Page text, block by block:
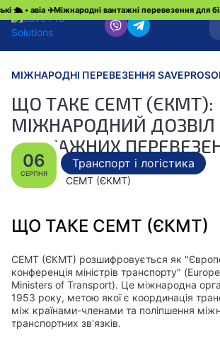
🛳 • авіа ✈️Міжнародні вантажні перевезення для
МІЖНАРОДНІ ПЕРЕВЕЗЕННЯ
ЩО ТАКЕ СЕМТ (ЄКМТ):
МІЖНАРОДНИЙ ДОЗВІЛ
ВАНТАЖНИХ
06
СЕРПНЯ
Транспорт і логістика
ЩО ТАКЕ СЕМТ (ЄКМТ)
СЕМТ (ЄКМТ) розшифровується як
конференція міністрів транспорту"
Ministers of Transport). Це міжнародна
1953 року, метою якої є координація
між країнами-членами та поліпшення
транспортних зв'язків.